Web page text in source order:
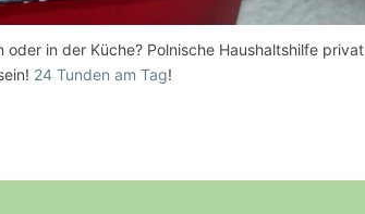
in der Küche? Polnische Haushaltshilfe privat
24 Tunden am Tag!